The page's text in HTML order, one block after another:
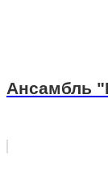
Ансамбль